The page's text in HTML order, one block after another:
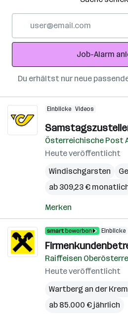
Adresse
Job-Alarm
Du erhältst nur neue
Einblicke Videos
Österreichische Post
Heute veröffentlicht
Windischgarsten
ab 309,23 €
Merken
Einblicke
Raiffeisen
Heute veröffentlicht
Wartberg an der
ab 85.000 € jährlich